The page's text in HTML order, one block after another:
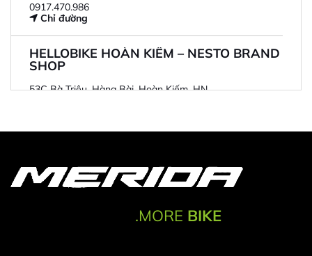
0917.470.986
Chỉ đường
HELLOBIKE HOÀN KIẾM – NESTO BRAND
SHOP
53C Bà Triệu, Hàng Bài, Hoàn Kiếm, HN
.MORE BIKE